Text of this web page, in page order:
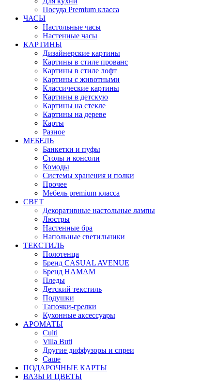
Посуда Premium класса
ЧАСЫ
Настольные часы
Настенные часы
КАРТИНЫ
Дизайнерские картины
Картины в стиле прованс
Картины в стиле лофт
Картины с животными
Классические картины
Картины в детскую
Картины на стекле
Картины на дереве
Карты
Разное
МЕБЕЛЬ
Банкетки и пуфы
Столы и консоли
Комоды
Системы хранения и полки
Прочее
Мебель premium класса
СВЕТ
Декоративные настольные лампы
Люстры
Настенные бра
Напольные светильники
ТЕКСТИЛЬ
Полотенца
Бренд CASUAL AVENUE
Бренд HAMAM
Пледы
Детский текстиль
Подушки
Тапочки-грелки
Кухонные аксессуары
АРОМАТЫ
Culti
Villa Buti
Другие диффузоры и спреи
Саше
ПОДАРОЧНЫЕ КАРТЫ
ВАЗЫ И ЦВЕТЫ